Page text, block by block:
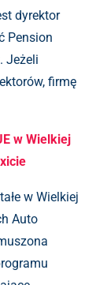
dyrektor
Pension
Jeżeli
firmę
w Wielkiej
w Wielkiej
Auto